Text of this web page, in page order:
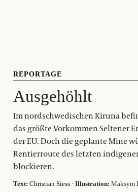
REPORTAGE
Ausgehöhlt
Im nordschwedischen Kiruna
das größte Vorkommen Seltener
der EU. Doch die geplante Mine
Rentierroute des letzten
blockieren.
Text: Christian Siess · Illustration: Maksym